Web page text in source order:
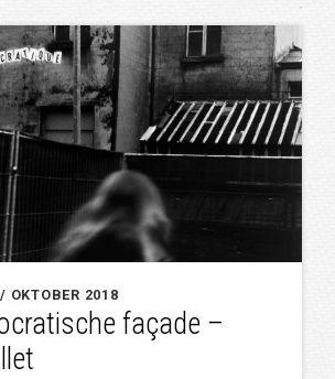
OKTOBER 2018
façade –